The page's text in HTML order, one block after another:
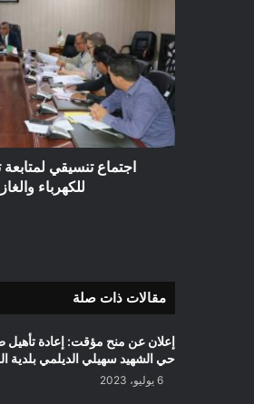
لمتابعة
تجسيد
البرنامج
الجديد
للكهرباء
والغاز
لسنة
اجتماع تنسيقي لمتابعة
للكهرباء والغاز
مقالات ذات صلة
إعلان عن منح مؤقت: إعادة
حي الشهيد سهيلي الديلمي بلدية
6 يوليو، 2023